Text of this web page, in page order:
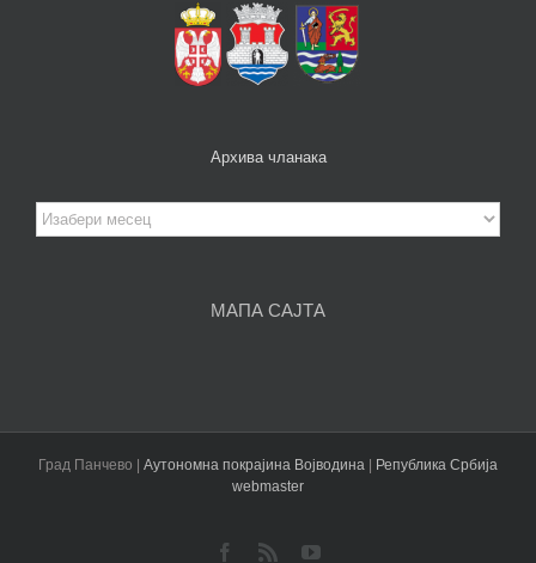
Архива чланака
Архива
чланака
МАПА САЈТА
Град Панчево | Аутономна покрајина Војводина
Република Србија
webmaster
Facebook
Rss YouTube